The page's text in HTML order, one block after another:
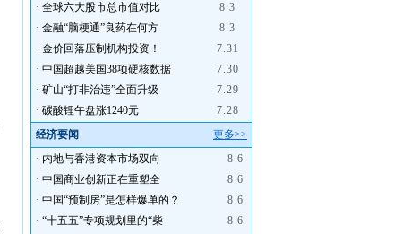
· 全球六大股市总市值对比
8.3
· 金融“脑梗通”良药在何方
8.3
· 金价回落压制机构投资！
7.31
· 中国超越美国38项硬核数据
7.30
· 矿山“打非治违”全面升级
7.29
· 碳酸锂午盘涨1240元
7.28
经济要闻
更多>>
· 内地与香港资本市场双向
8.6
· 中国商业创新正在重塑全
8.6
· 中国“预制房”是怎样爆单的？
8.6
· “十五五”专项规划里的“柴
8.6